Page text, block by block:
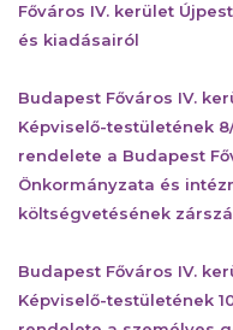
Főváros IV. kerület
és kiadásairól
Budapest Főváros IV.
Képviselő-testületének
rendelete a Budapest
Önkormányzata és
költségvetésének
Budapest Főváros IV.
Képviselő-testületének